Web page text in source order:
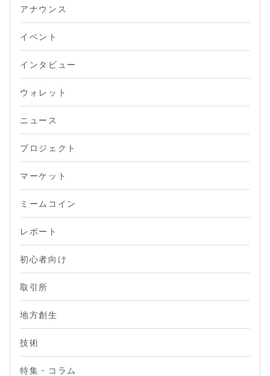
アナウンス
イベント
インタビュー
ウォレット
ニュース
プロジェクト
マーケット
ミームコイン
レポート
初心者向け
取引所
地方創生
技術
特集・コラム